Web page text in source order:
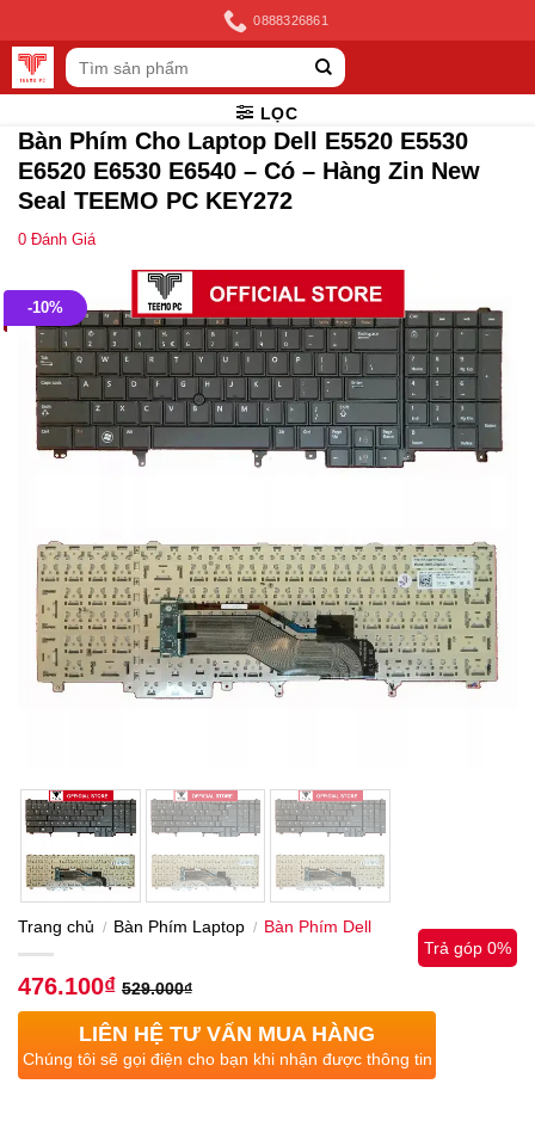
to
content
0888326861
Tìm
kiếm:
LỌC
Bàn Phím Cho Laptop Dell E5520 E5530
E6520 E6530 E6540 – Có – Hàng Zin New
Seal TEEMO PC KEY272
0 Đánh Giá
-10%
Trang chủ / Bàn Phím Laptop / Bàn Phím Dell
476.100₫ 529.000₫
Trả góp 0%
LIÊN HỆ TƯ VẤN MUA HÀNG
Chúng tôi sẽ gọi điện cho bạn khi nhận được thông tin